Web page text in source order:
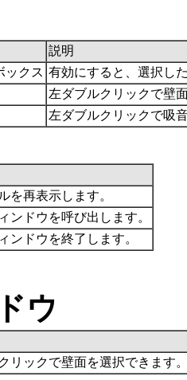
説明
ックス 有効にすると、選択し
左ダブルクリックで壁
左ダブルクリックで吸
を再表示します。
ンドウを呼び出します。
ンドウを終了します。
ウ
リックで壁面を選択できます